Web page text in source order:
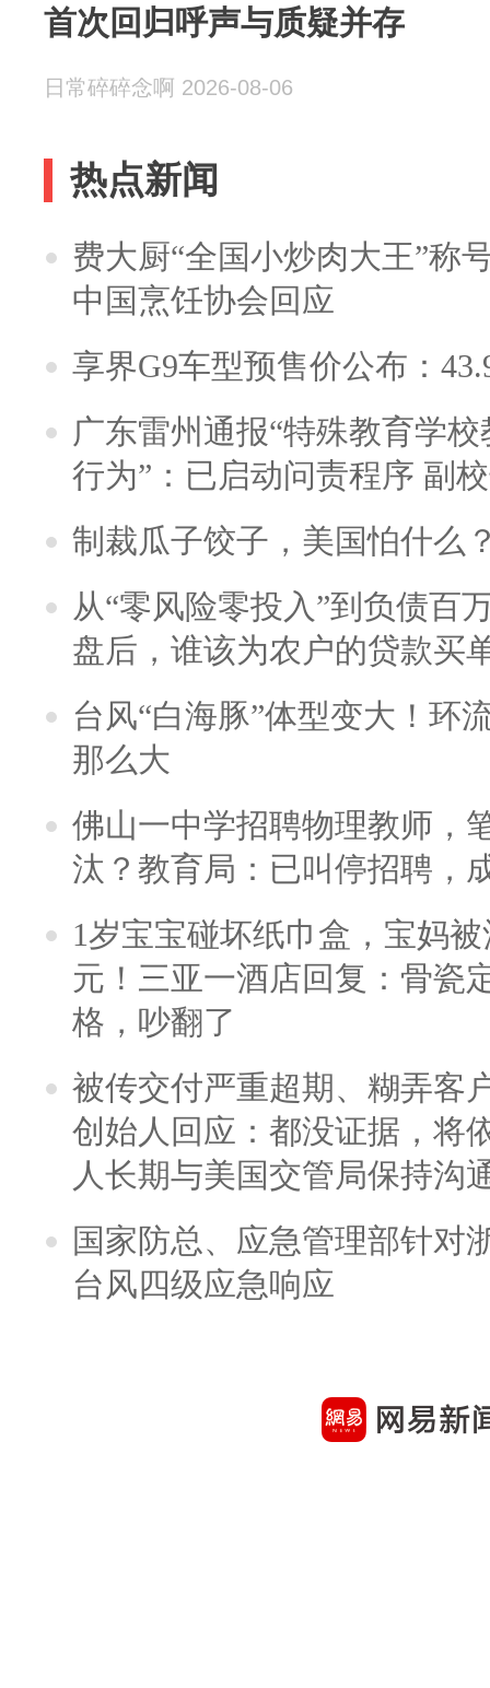
首次回归呼声与质疑并存
日常碎碎念啊 2026-08-06
热点新闻
费大厨“全国小炒肉大王”称
中国烹饪协会回应
享界G9车型预售价公布：
广东雷州通报“特殊教育学
行为”：已启动问责程序 副
制裁瓜子饺子，美国怕什么
从“零风险零投入”到负债百
盘后，谁该为农户的贷款买
台风“白海豚”体型变大！环
那么大
佛山一中学招聘物理教师，
汰？教育局：已叫停招聘，
1岁宝宝碰坏纸巾盒，宝妈
元！三亚一酒店回复：骨瓷
格，吵翻了
被传交付严重超期、糊弄客
创始人回应：都没证据，将
人长期与美国交管局保持沟
国家防总、应急管理部针对
台风四级应急响应